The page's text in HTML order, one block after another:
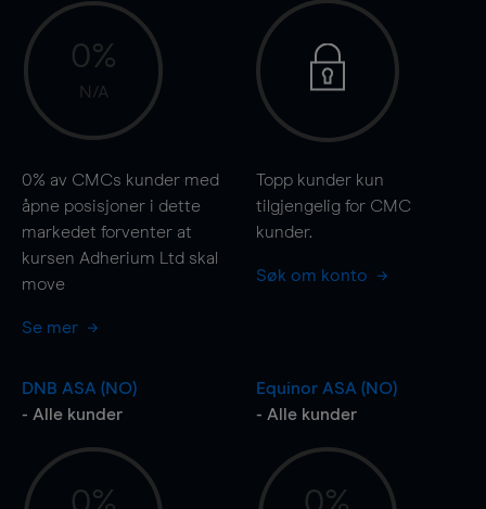
0%
N/A
0% av CMCs kunder med
åpne posisjoner i dette
markedet forventer at
kursen Adherium Ltd skal
move
Se mer
Topp kunder kun
tilgjengelig for CMC
kunder.
Søk om konto
DNB ASA (NO)
- Alle kunder
Equinor ASA (NO)
- Alle kunder